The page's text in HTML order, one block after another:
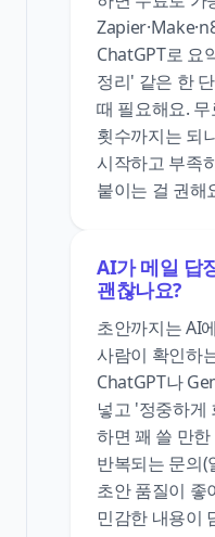
ChatGPT로 요
정리' 같은 한
때 필요해요.
횟수까지는 되
시작하고 부족
붙이는 걸 권해
AI가 메일 답
괜찮나요?
초안까지는 AI
사람이 확인하
ChatGPT나
넣고 '정중하게
하면 꽤 쓸 만
반복되는 문의(
초안 품질이 좋
민감한 내용이